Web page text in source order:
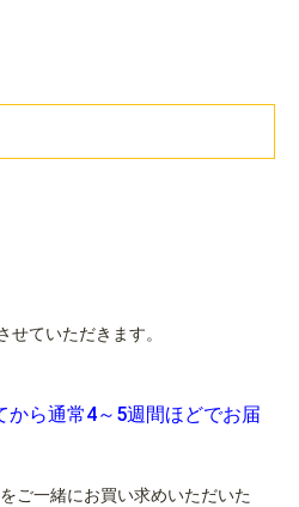
ていただきます。
から通常4～5週間ほどでお届
ご一緒にお買い求めいただいた